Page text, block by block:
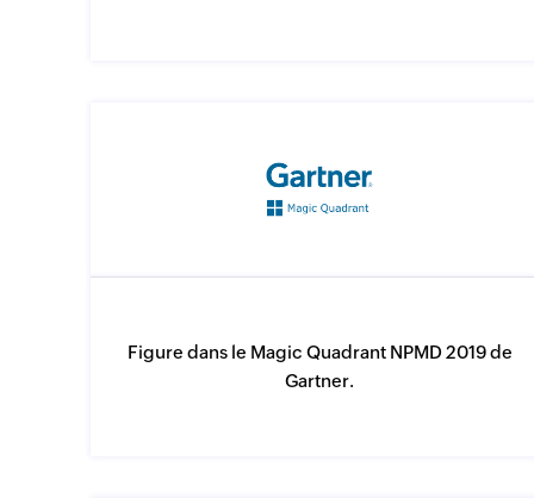
Figure dans le Magic Quadrant NPMD 2019 de
Gartner.